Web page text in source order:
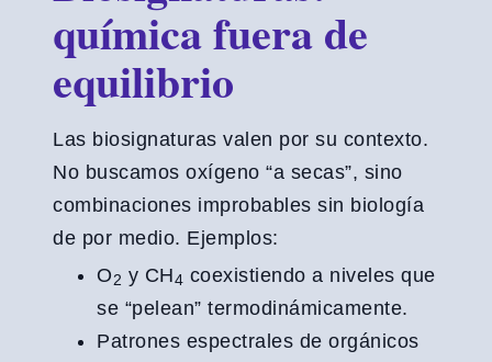
química fuera de
equilibrio
Las biosignaturas valen por su contexto.
No buscamos oxígeno “a secas”, sino
combinaciones improbables sin biología
de por medio. Ejemplos:
O2 y CH4 coexistiendo a niveles que
se “pelean” termodinámicamente.
Patrones espectrales de orgánicos